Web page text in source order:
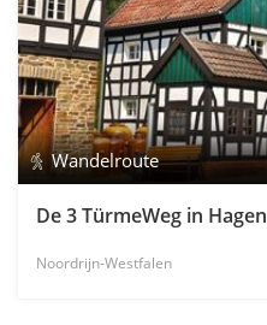
Wandelroute
De 3 TürmeWeg in Hagen
Noordrijn-Westfalen